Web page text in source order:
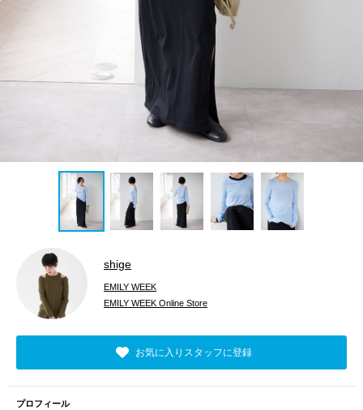
shige
EMILY WEEK
EMILY WEEK Online Store
お気に入りスタッフに登録
プロフィール